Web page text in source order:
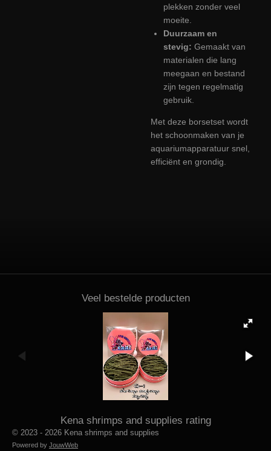
plekken zonder veel
moeite.
Duurzaam en
stevig: Gemaakt van
materialen die lang
meegaan en bestand
zijn tegen regelmatig
gebruik.
Met deze borsetset wordt
het schoonmaken van je
aquariumapparatuur snel,
efficiënt en grondig.
Veel bestelde producten
Kena shrimps and supplies rating
© 2023 - 2026 Kena shrimps and supplies
Powered by JouwWeb